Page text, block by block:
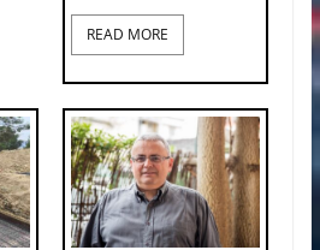
READ MORE